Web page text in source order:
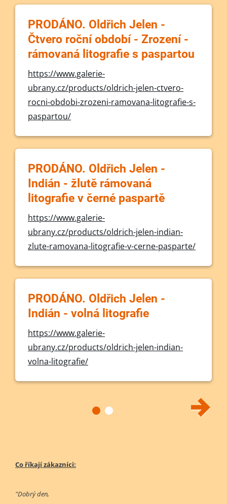
PRODÁNO. Oldřich Jelen -
Čtvero roční období - Zrození -
rámovaná litografie s paspartou
https://www.galerie-
ubrany.cz/products/oldrich-jelen-ctvero-
rocni-obdobi-zrozeni-ramovana-litografie-s-
paspartou/
PRODÁNO. Oldřich Jelen -
Indián - žlutě rámovaná
litografie v černé paspartě
https://www.galerie-
ubrany.cz/products/oldrich-jelen-indian-
zlute-ramovana-litografie-v-cerne-pasparte/
PRODÁNO. Oldřich Jelen -
Indián - volná litografie
https://www.galerie-
ubrany.cz/products/oldrich-jelen-indian-
volna-litografie/
Co říkají zákazníci:
"Dobrý den,